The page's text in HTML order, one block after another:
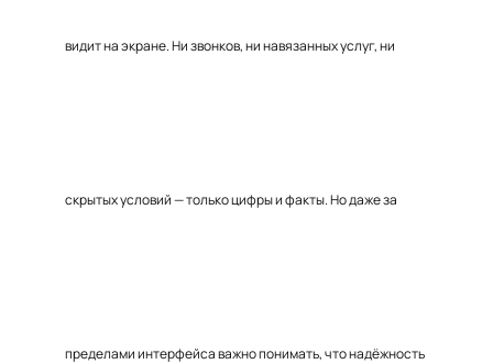
видит на экране. Ни звонков, ни навязанных услуг, ни
скрытых условий — только цифры и факты. Но даже за
пределами интерфейса важно понимать, что надёжность